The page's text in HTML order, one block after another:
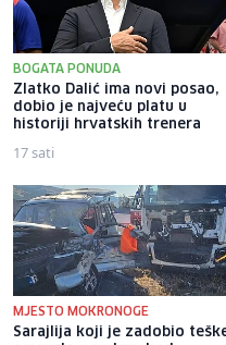
BOGATA PONUDA
Zlatko Dalić ima novi posao,
dobio je najveću platu u
historiji hrvatskih trenera
17 sati
MJESTO MOKRONOGE
Sarajlija koji je zadobio